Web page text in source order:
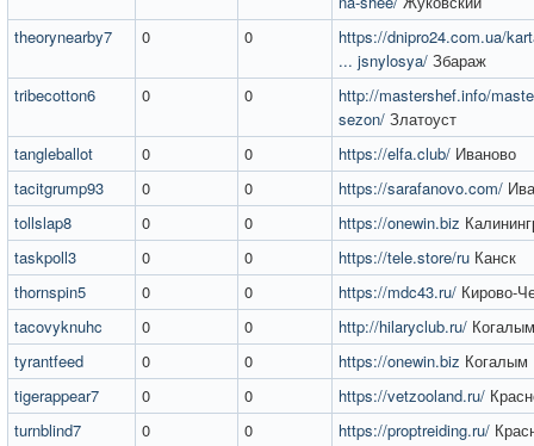
theorynearby7
0 0
https://dnipro24.com.ua/
... jsnylosya/ Збараж
tribecotton6
0 0
http://mastershef.info/
sezon/ Златоуст
tangleballot
0 0 https://elfa.club/ Иваново
tacitgrump93
0 0 https://sarafanovo.com/
tollslap8
0 0 https://onewin.biz
taskpoll3
0 0 https://tele.store/ru Канск
thornspin5
0 0 https://mdc43.ru/ Кирово-
tacovyknuhc
0 0 http://hilaryclub.ru/ Когалым
tyrantfeed
0 0 https://onewin.biz Когалым
tigerappear7
0 0 https://vetzooland.ru/
turnblind7
0 0 https://proptreiding.ru/